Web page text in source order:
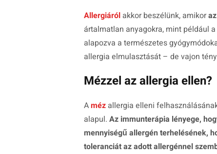
Allergiáról akkor beszélünk, amikor
ártalmatlan anyagokra, mint például
alapozva a természetes
allergia elmulasztását – de vajon
Mézzel az allergia ellen?
Améz allergia elleni
alapul. Az immunterápia lényege,
mennyiségű allergén terhelésének,
toleranciát az adott allergénnel